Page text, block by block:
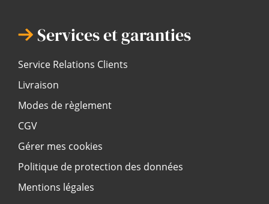
Services et garanties
Service Relations Clients
Livraison
Modes de règlement
CGV
Gérer mes cookies
Politique de protection des données
Mentions légales